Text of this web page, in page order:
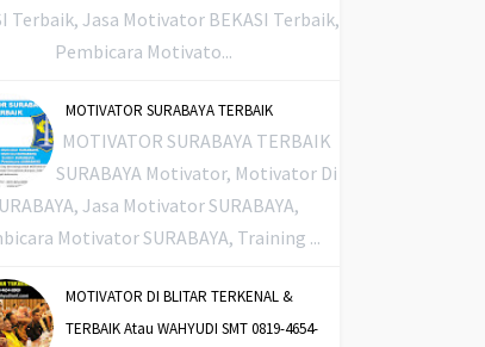
Terbaik, Jasa Motivator BEKASI Terbaik,
Pembicara Motivato...
MOTIVATOR SURABAYA TERBAIK
MOTIVATOR SURABAYA TERBAIK
SURABAYA Motivator, Motivator Di
Jasa Motivator SURABAYA,
Motivator SURABAYA, Training ...
MOTIVATOR DI BLITAR TERKENAL &
TERBAIK Atau WAHYUDI SMT 0819-4654-